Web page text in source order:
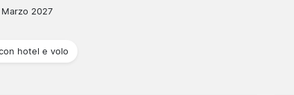
2027
hotel e volo